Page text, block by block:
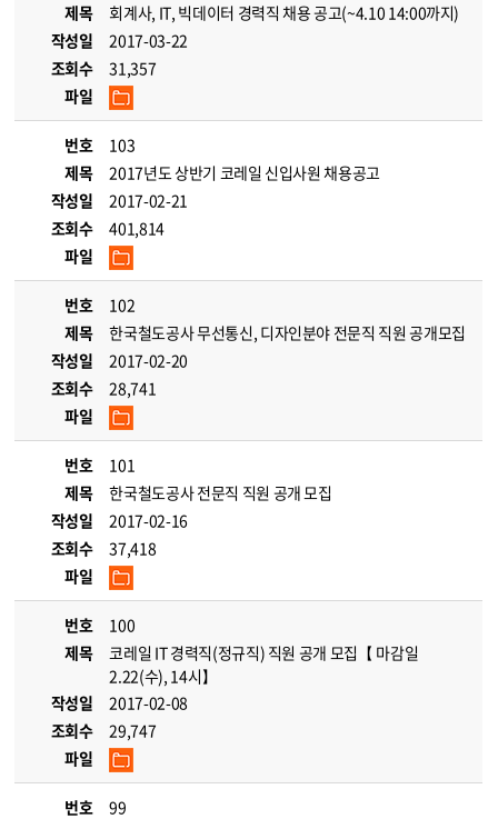
제목
회계사, IT, 빅데이터 경력직 채용 공고(~4.10 14:00까지)
작성일
2017-03-22
조회수
31,357
파일
번호
103
제목
2017년도 상반기 코레일 신입사원 채용공고
작성일
2017-02-21
조회수
401,814
파일
번호
102
제목
한국철도공사 무선통신, 디자인분야 전문직 직원 공개모집
작성일
2017-02-20
조회수
28,741
파일
번호
101
제목
한국철도공사 전문직 직원 공개 모집
작성일
2017-02-16
조회수
37,418
파일
번호
100
제목
코레일 IT 경력직(정규직) 직원 공개 모집【 마감일
2.22(수), 14시】
작성일
2017-02-08
조회수
29,747
파일
번호
99